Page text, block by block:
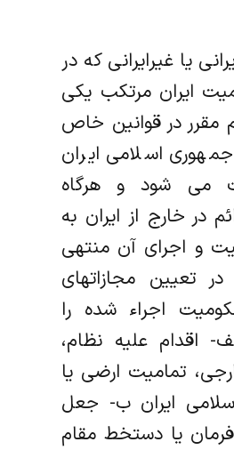
یا غیرایرانی که در
ایران مرتکب یکی
مقرر در قوانین خاص
اسلامی ایران
می شود و هرگاه
در خارج از ایران به
و اجرای آن منتهی
در تعیین مجازاتهای
اجراء شده را
اقدام علیه نظام،
تمامیت ارضی یا
ایران ب- جعل
یا دستخط مقام